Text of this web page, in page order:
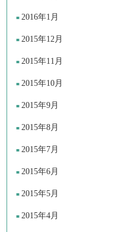
2016年1月
2015年12月
2015年11月
2015年10月
2015年9月
2015年8月
2015年7月
2015年6月
2015年5月
2015年4月